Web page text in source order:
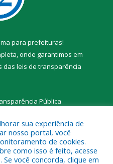
para prefeituras!
onde garantimos em
das leis de transparência
Pública
Prefeitura Municipal de Novo
sua experiência de
nosso portal, você
de cookies.
como isso é feito, acesse
Se você concorda, clique em